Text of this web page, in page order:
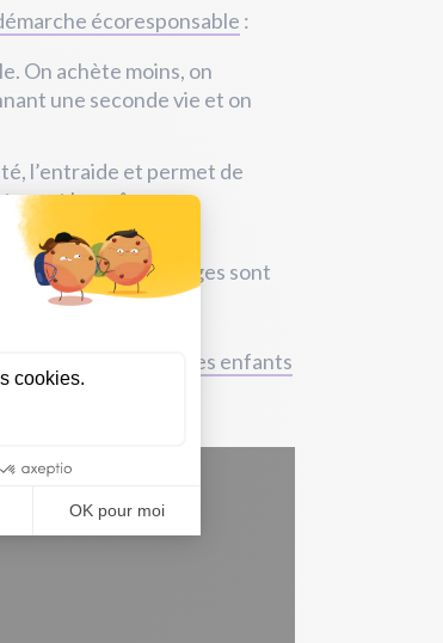
écoresponsable :
On achète moins, on
une seconde vie et on
l’entraide et permet de
les mêmes
financière.
puisque les échanges sont
de
sensibiliser les enfants